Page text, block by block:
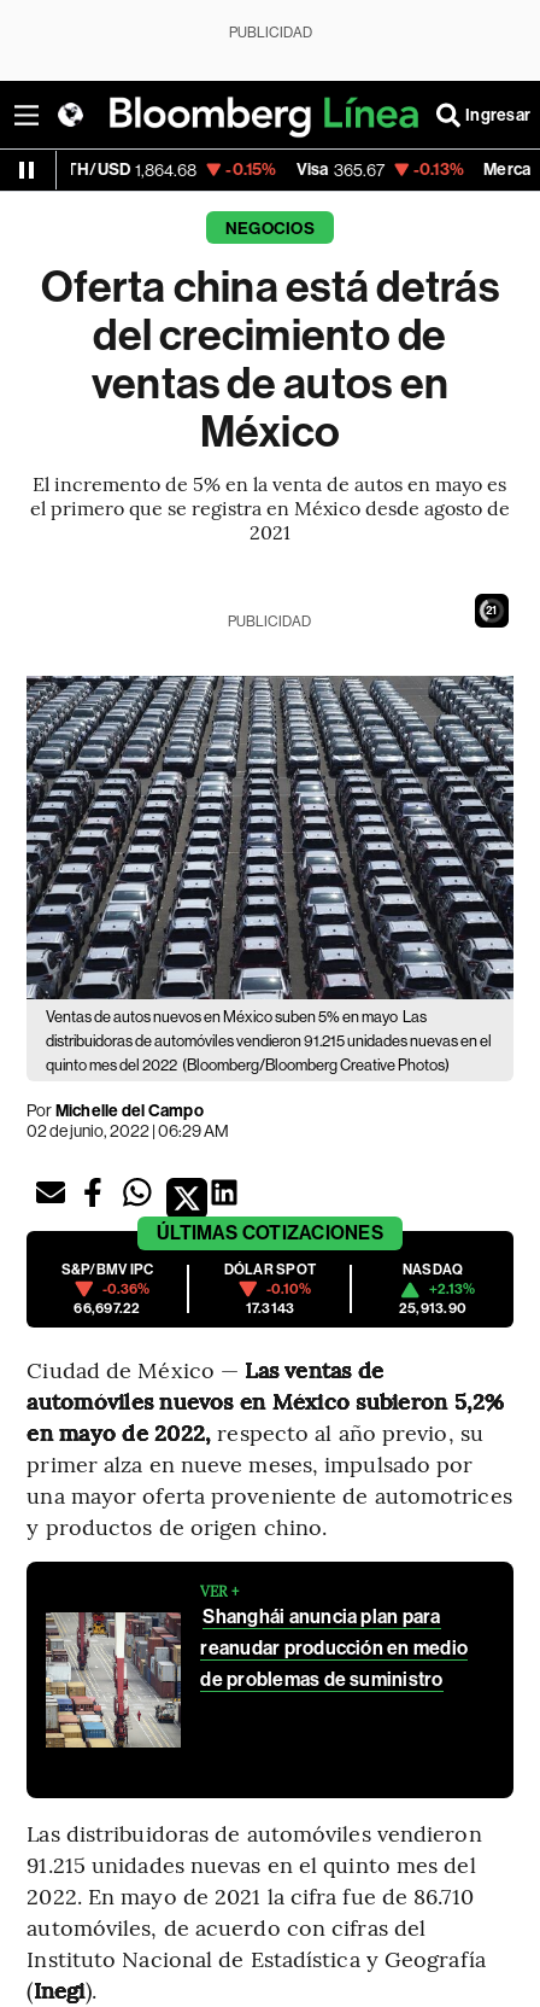
PUBLICIDAD
Ingresar
1,864.68 -0.15% Visa 365.67 -0.13% MercadoLibre
NEGOCIOS
Oferta china está detrás
del crecimiento de
ventas de autos en
México
El incremento de 5% en la venta de autos en mayo es
el primero que se registra en México desde agosto de
2021
20
PUBLICIDAD
Ventas de autos nuevos en México suben 5% en mayo Las
distribuidoras de automóviles vendieron 91.215 unidades nuevas en el
quinto mes del 2022 (Bloomberg/Bloomberg Creative Photos)
PorMichelle del Campo
02 de junio, 2022 | 06:29 AM
ÚLTIMAS COTIZACIONES
S&P/BMV IPC
-0.36%
66,697.22
DÓLAR SPOT
-0.10%
17.3143
NASDAQ
+2.13%
25,913.90
Ciudad de México — Las ventas de
automóviles nuevos en México subieron 5,2%
en mayo de 2022, respecto al año previo, su
primer alza en nueve meses, impulsado por
una mayor oferta proveniente de automotrices
y productos de origen chino.
VER +
Shanghái anuncia plan para
reanudar producción en medio
de problemas de suministro
Las distribuidoras de automóviles vendieron
91.215 unidades nuevas en el quinto mes del
2022. En mayo de 2021 la cifra fue de 86.710
automóviles, de acuerdo con cifras del
Instituto Nacional de Estadística y Geografía
(Inegi).